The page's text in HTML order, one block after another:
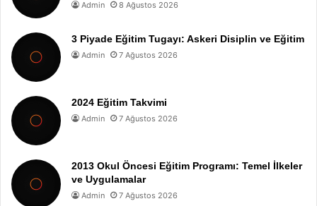
Admin 8 Ağustos 2026
3 Piyade Eğitim Tugayı: Askeri Disiplin ve Eğitim
Admin 7 Ağustos 2026
2024 Eğitim Takvimi
Admin 7 Ağustos 2026
2013 Okul Öncesi Eğitim Programı: Temel İlkeler
ve Uygulamalar
Admin 7 Ağustos 2026